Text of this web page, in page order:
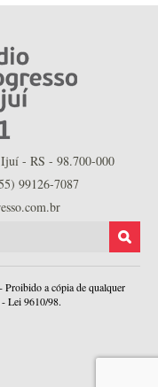
- RS - 98.700-000
99126-7087
a cópia de qualquer
- Lei 9610/98.